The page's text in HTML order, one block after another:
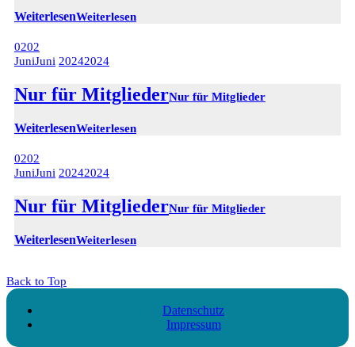
WeiterlesenWeiterlesen
0202
JuniJuni 20242024
Nur für MitgliederNur für Mitglieder
WeiterlesenWeiterlesen
0202
JuniJuni 20242024
Nur für MitgliederNur für Mitglieder
WeiterlesenWeiterlesen
Back to Top
Datenschutz
Impressum